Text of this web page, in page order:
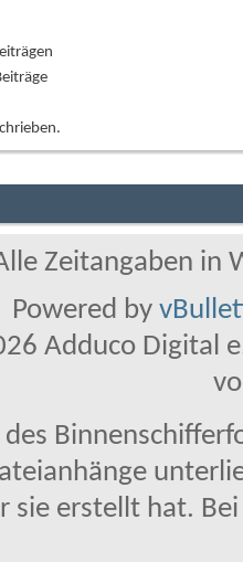
Zeitangaben in
Powered by
Adduco Digital
sie erstellt hat.